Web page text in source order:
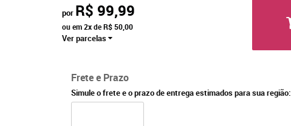
por R$ 99,99
ou em2xdeR$ 50,00
Ver parcelas
Frete e Prazo
Simule o frete e o prazo de entrega estimados para sua região: